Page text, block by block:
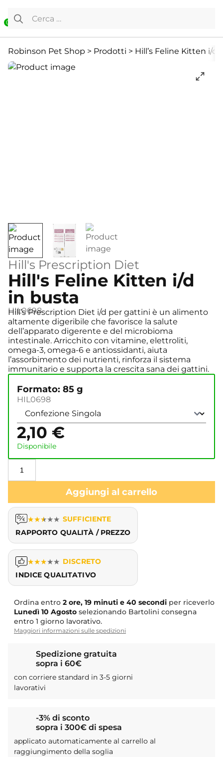
0
Ricerca per:
Robinson Pet Shop > Prodotti > Hill’s Feline Kitten i/d
Hill's Prescription Diet
Hill's Feline Kitten i/d
in busta
HIL0698
Hill’s Prescription Diet i/d per gattini è un alimento
altamente digeribile che favorisce la salute
dell’apparato digerente e del microbioma
intestinale. Arricchito con vitamine, elettroliti,
omega-3, omega-6 e antiossidanti, aiuta
l’assorbimento dei nutrienti, rinforza il sistema
immunitario e supporta la crescita sana dei gattini.
Formato: 85 g
HIL0698
2,10 €
Disponibile
Aggiungi al carrello
★★★★★ SUFFICIENTE
RAPPORTO QUALITÀ / PREZZO
★★★★★ DISCRETO
INDICE QUALITATIVO
Ordina entro 2 ore, 19 minuti e 40 secondi per riceverlo
Lunedì 10 Agosto selezionando Bartolini consegna
entro 1 giorno lavorativo.
Maggiori informazioni sulle spedizioni
Spedizione gratuita
sopra i 60€
con corriere standard in 3-5 giorni
lavorativi
-3% di sconto
sopra i 300€ di spesa
applicato automaticamente al carrello al
raggiungimento della soglia